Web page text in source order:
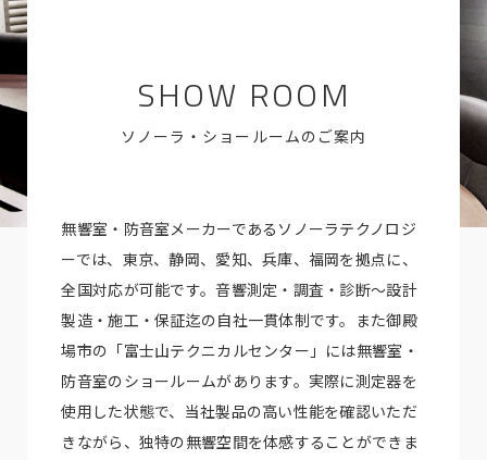
SHOW ROOM
ソノーラ・ショールームのご案内
無響室・防音室メーカーであるソノーラテクノロジ
ーでは、東京、静岡、愛知、兵庫、福岡を拠点に、
全国対応が可能です。音響測定・調査・診断～設計
製造・施工・保証迄の自社一貫体制です。また御殿
場市の「富士山テクニカルセンター」には無響室・
防音室のショールームがあります。実際に測定器を
使用した状態で、当社製品の高い性能を確認いただ
きながら、独特の無響空間を体感することができま